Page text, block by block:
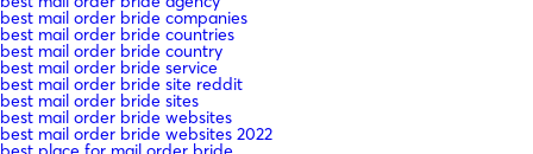
best mail order bride companies
best mail order bride countries
best mail order bride country
best mail order bride service
best mail order bride site reddit
best mail order bride sites
best mail order bride websites
best mail order bride websites 2022